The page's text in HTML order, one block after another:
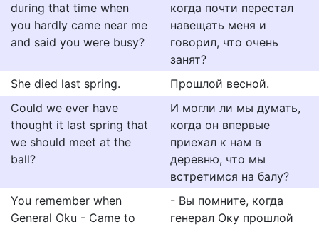
during that time when
you hardly came near me
and said you were busy?
когда почти перестал
навещать меня и
говорил, что очень
занят?
She died last spring.
Прошлой весной.
Could we ever have
thought it last spring that
we should meet at the
ball?
И могли ли мы думать,
когда он впервые
приехал к нам в
деревню, что мы
встретимся на балу?
You remember when
General Oku - Came to
- Вы помните, когда
генерал Оку прошлой